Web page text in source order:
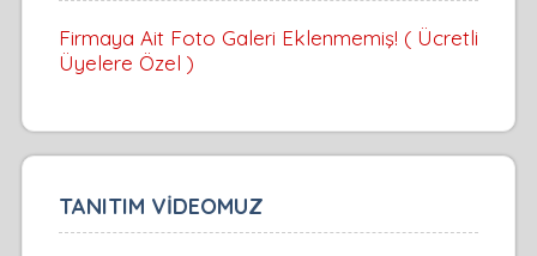
Firmaya Ait Foto Galeri Eklenmemiş! ( Ücretli
Üyelere Özel )
TANITIM VİDEOMUZ